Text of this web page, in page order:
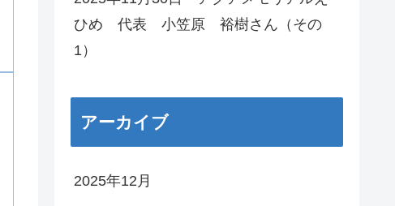
ひめ 代表 小笠原 裕樹さん（その
1）
アーカイブ
2025年12月